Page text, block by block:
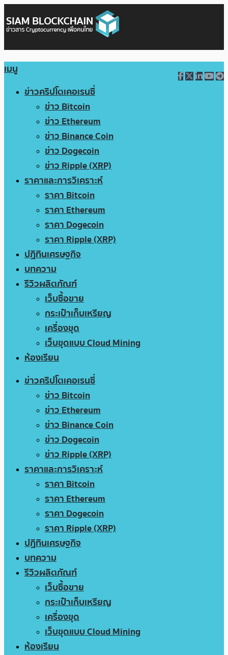
เมนู
ข่าวคริปโตเคอเรนซี่
ข่าว Bitcoin
ข่าว Ethereum
ข่าว Binance Coin
ข่าว Dogecoin
ข่าว Ripple (XRP)
ราคาและการวิเคราะห์
ราคา Bitcoin
ราคา Ethereum
ราคา Dogecoin
ราคา Ripple (XRP)
ปฏิทินเศรษฐกิจ
บทความ
รีวิวผลิตภัณฑ์
เว็บซื้อขาย
กระเป๋าเก็บเหรียญ
เครื่องขุด
เว็บขุดแบบ Cloud Mining
ห้องเรียน
ข่าวคริปโตเคอเรนซี่
ข่าว Bitcoin
ข่าว Ethereum
ข่าว Binance Coin
ข่าว Dogecoin
ข่าว Ripple (XRP)
ราคาและการวิเคราะห์
ราคา Bitcoin
ราคา Ethereum
ราคา Dogecoin
ราคา Ripple (XRP)
ปฏิทินเศรษฐกิจ
บทความ
รีวิวผลิตภัณฑ์
เว็บซื้อขาย
กระเป๋าเก็บเหรียญ
เครื่องขุด
เว็บขุดแบบ Cloud Mining
ห้องเรียน